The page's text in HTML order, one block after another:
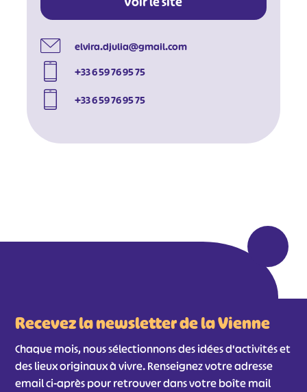
elvira.djulia@gmail.com
+33 6 59 76 95 75
+33 6 59 76 95 75
Recevez la newsletter de la Vienne
Chaque mois, nous sélectionnons des idées d'activités et
des lieux originaux à vivre. Renseignez votre adresse
email ci-après pour retrouver dans votre boîte mail